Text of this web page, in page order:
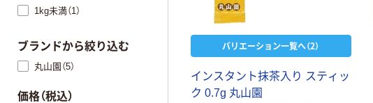
バリエーション一覧へ（2）
インスタント抹茶入り スティッ
ク 0.7g 丸山園
1kg未満（1）
ブランドから絞り込む
丸山園（5）
価格（税込）